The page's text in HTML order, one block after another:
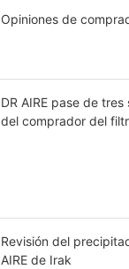
Opiniones de
DR AIRE pase de
del comprador del
Revisión del
AIRE de Irak